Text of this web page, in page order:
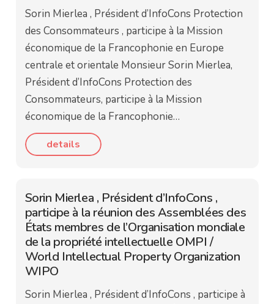
Sorin Mierlea , Président d’InfoCons Protection
des Consommateurs , participe à la Mission
économique de la Francophonie en Europe
centrale et orientale Monsieur Sorin Mierlea,
Président d’InfoCons Protection des
Consommateurs, participe à la Mission
économique de la Francophonie…
details
Sorin Mierlea , Président d’InfoCons ,
participe à la réunion des Assemblées des
États membres de l’Organisation mondiale
de la propriété intellectuelle OMPI /
World Intellectual Property Organization
WIPO
Sorin Mierlea , Président d’InfoCons , participe à